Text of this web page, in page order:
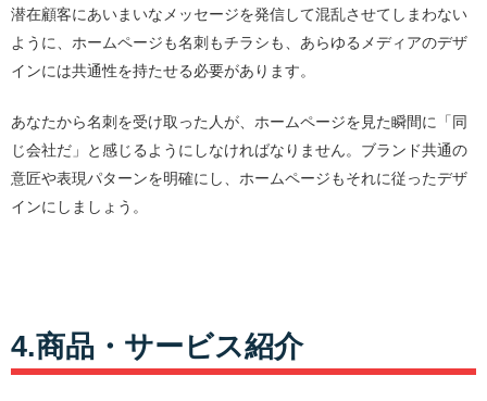
潜在顧客にあいまいなメッセージを発信して混乱させてしまわない
ように、ホームページも名刺もチラシも、あらゆるメディアのデザ
インには共通性を持たせる必要があります。
あなたから名刺を受け取った人が、ホームページを見た瞬間に「同
じ会社だ」と感じるようにしなければなりません。ブランド共通の
意匠や表現パターンを明確にし、ホームページもそれに従ったデザ
インにしましょう。
4.商品・サービス紹介